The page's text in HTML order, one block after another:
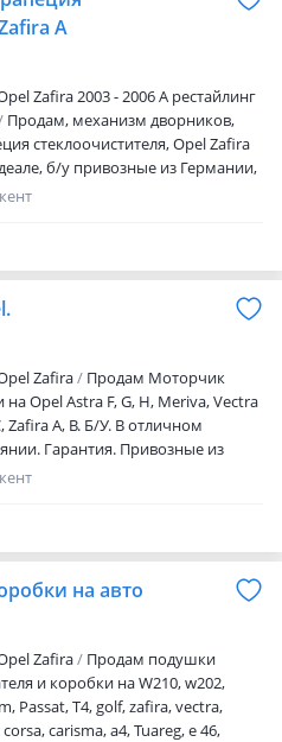
A
Zafira 2003 - 2006 A рестайлинг
Продам, механизм дворников,
стеклоочистителя, Opel Zafira
б/у привозные из Германии,
товар гарантия 10 дней,
Zafira
Продам Моторчик
на Opel Astra F, G, H, Meriva, Vectra
Zafira A, B. Б/У. В отличном
Гарантия. Привозные из
Отправка в регионы.
на авто
Zafira
Продам подушки
и коробки на W210, w202,
Passat, T4, golf, zafira, vectra,
carisma, a4, Tuareg, e 46,